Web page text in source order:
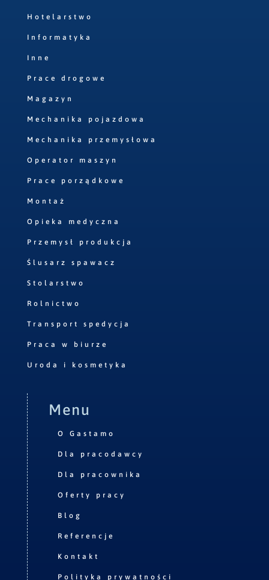
Hotelarstwo
Informatyka
Inne
Prace drogowe
Magazyn
Mechanika pojazdowa
Mechanika przemysłowa
Operator maszyn
Prace porządkowe
Montaż
Opieka medyczna
Przemysł produkcja
Ślusarz spawacz
Stolarstwo
Rolnictwo
Transport spedycja
Praca w biurze
Uroda i kosmetyka
Menu
O Gastamo
Dla pracodawcy
Dla pracownika
Oferty pracy
Blog
Referencje
Kontakt
Polityka prywatności